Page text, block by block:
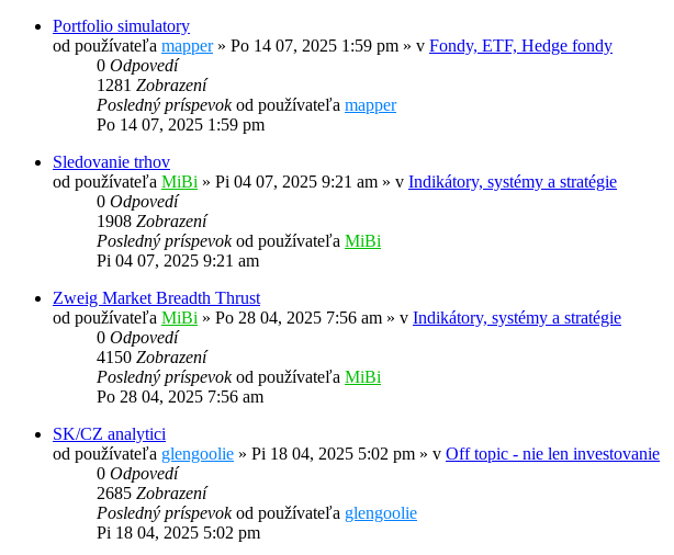
Portfolio simulatory
od používateľa mapper» Po 14 07, 2025 1:59 pm » v Fondy, ETF, Hedge fondy
0 Odpovedí
1281 Zobrazení
Posledný príspevokod používateľa mapper
Po 14 07, 2025 1:59 pm
Sledovanie trhov
od používateľa MiBi » Pi 04 07, 2025 9:21 am » v Indikátory, systémy a stratégie
0 Odpovedí
1908 Zobrazení
Posledný príspevokod používateľa MiBi
Pi 04 07, 2025 9:21 am
Zweig Market Breadth Thrust
od používateľa MiBi » Po 28 04, 2025 7:56 am » v Indikátory, systémy a stratégie
0 Odpovedí
4150 Zobrazení
Posledný príspevokod používateľa MiBi
Po 28 04, 2025 7:56 am
SK/CZ analytici
od používateľa glengoolie » Pi 18 04, 2025 5:02 pm » v Off topic - nie len investovanie
0 Odpovedí
2685 Zobrazení
Posledný príspevokod používateľa glengoolie
Pi 18 04, 2025 5:02 pm